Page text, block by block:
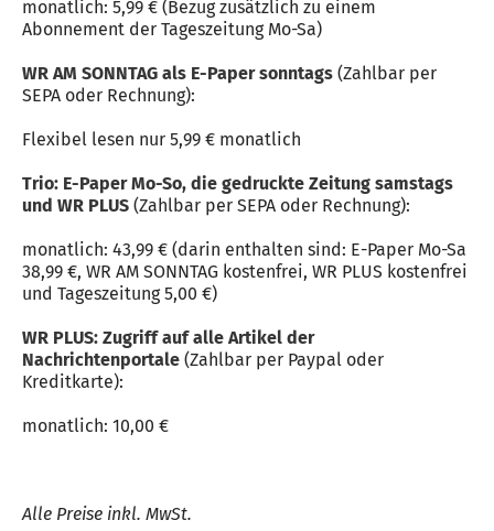
monatlich: 5,99 € (Bezug zusätzlich zu einem
Abonnement der Tageszeitung Mo-Sa)
WR AM SONNTAG als E-Paper sonntags (Zahlbar per
SEPA oder Rechnung):
Flexibel lesen nur 5,99 € monatlich
Trio: E-Paper Mo-So, die gedruckte Zeitung samstags
und WR PLUS (Zahlbar per SEPA oder Rechnung):
monatlich: 43,99 € (darin enthalten sind: E-Paper Mo-Sa
38,99 €, WR AM SONNTAG kostenfrei, WR PLUS kostenfrei
und Tageszeitung 5,00 €)
WR PLUS: Zugriff auf alle Artikel der
Nachrichtenportale (Zahlbar per Paypal oder
Kreditkarte):
monatlich: 10,00 €
Alle Preise inkl. MwSt.